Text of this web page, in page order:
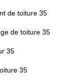
de toiture 35
de toiture 35
35
35